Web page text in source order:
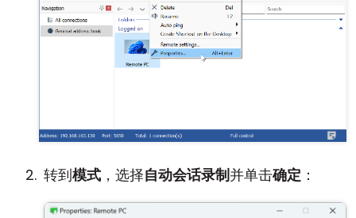
转到模式 ，选择自动会话录制并单击确定 ：